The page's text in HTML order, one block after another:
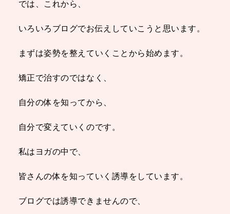
では、これから、
いろいろブログでお伝えしていこうと思います。
まずは姿勢を整えていくことから始めます。
矯正で治すのではなく、
自分の体を知ってから、
自分で変えていくのです。
私はヨガの中で、
皆さんの体を知っていく誘導をしています。
ブログでは誘導できませんので、